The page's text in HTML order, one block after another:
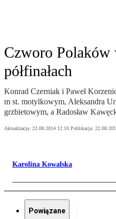
Czworo
półfinałach
Konrad Czerniak i Paweł
m st. motylkowym, Aleksandra
grzbietowym, a Radosław
Aktualizacja: 22.08.2014 12:10 Publikacja:
Karolina Kowalska
Powiązane